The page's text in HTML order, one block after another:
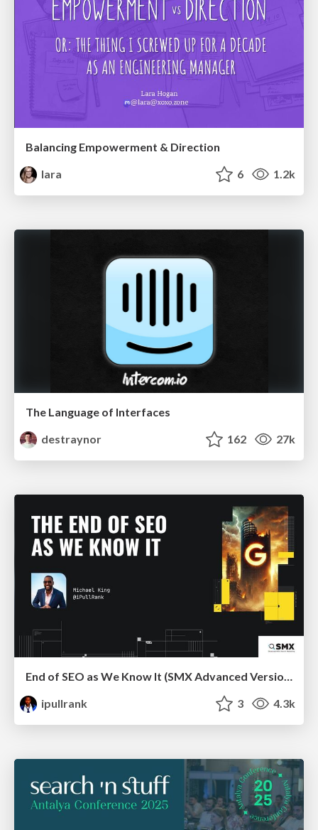
Balancing Empowerment & Direction
lara
6 1.2k
The Language of Interfaces
destraynor
162 27k
End of SEO as We Know It (SMX Advanced Version)
ipullrank
3 4.3k